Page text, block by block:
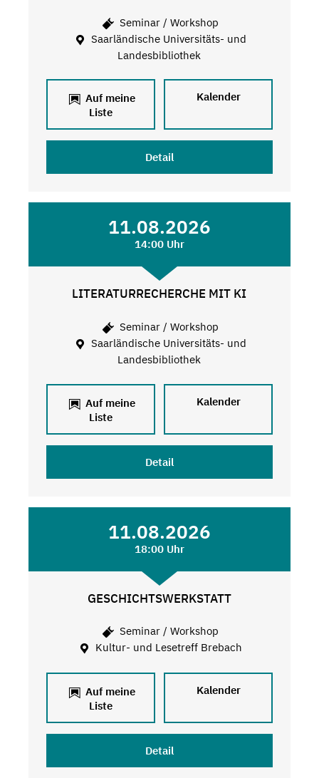
Seminar / Workshop
Saarländische Universitäts- und
Landesbibliothek
Auf meine
Liste
Kalender
Detail
11.08.2026
14:00 Uhr
LITERATURRECHERCHE MIT KI
Seminar / Workshop
Saarländische Universitäts- und
Landesbibliothek
Auf meine
Liste
Kalender
Detail
11.08.2026
18:00 Uhr
GESCHICHTSWERKSTATT
Seminar / Workshop
Kultur- und Lesetreff Brebach
Auf meine
Liste
Kalender
Detail